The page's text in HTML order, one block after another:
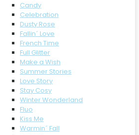
Candy
Celebration
Dusty Rose
Fallin´ Love
French Time
Full Glitter
Make a Wish
Summer Stories
Love Story
Stay Cosy
Winter Wonderland
Fluo
Kiss Me
Warmin´ Fall